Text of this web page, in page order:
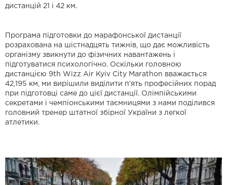
дистанцій 21 і 42 км.
Програма підготовки до марафонської дистанції
розрахована на шістнадцять тижнів, що дає можливість
організму звикнути до фізичних навантажень і
підготуватися психологічно. Оскільки головною
дистанцією 9th Wizz Air Kyiv City Marathon вважається
42,195 км, ми вирішили виділити п’ять професійних порад
при підготовці саме до цієї дистанції. Олімпійськими
секретами і чемпіонськими таємницями з нами поділився
головний тренер штатної збірної України з легкої
атлетики.